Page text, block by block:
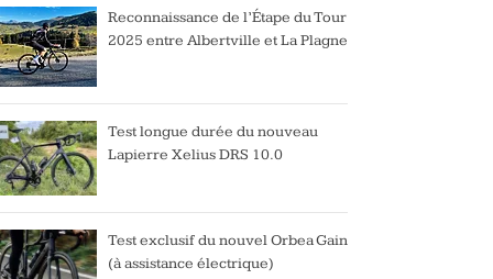
Reconnaissance de l’Étape du Tour
2025 entre Albertville et La Plagne
Test longue durée du nouveau
Lapierre Xelius DRS 10.0
Test exclusif du nouvel Orbea Gain
(à assistance électrique)